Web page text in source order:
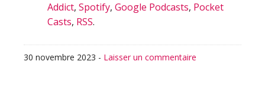
Addict, Spotify, Google Podcasts, Pocket
Casts, RSS.
30 novembre 2023 - Laisser un commentaire